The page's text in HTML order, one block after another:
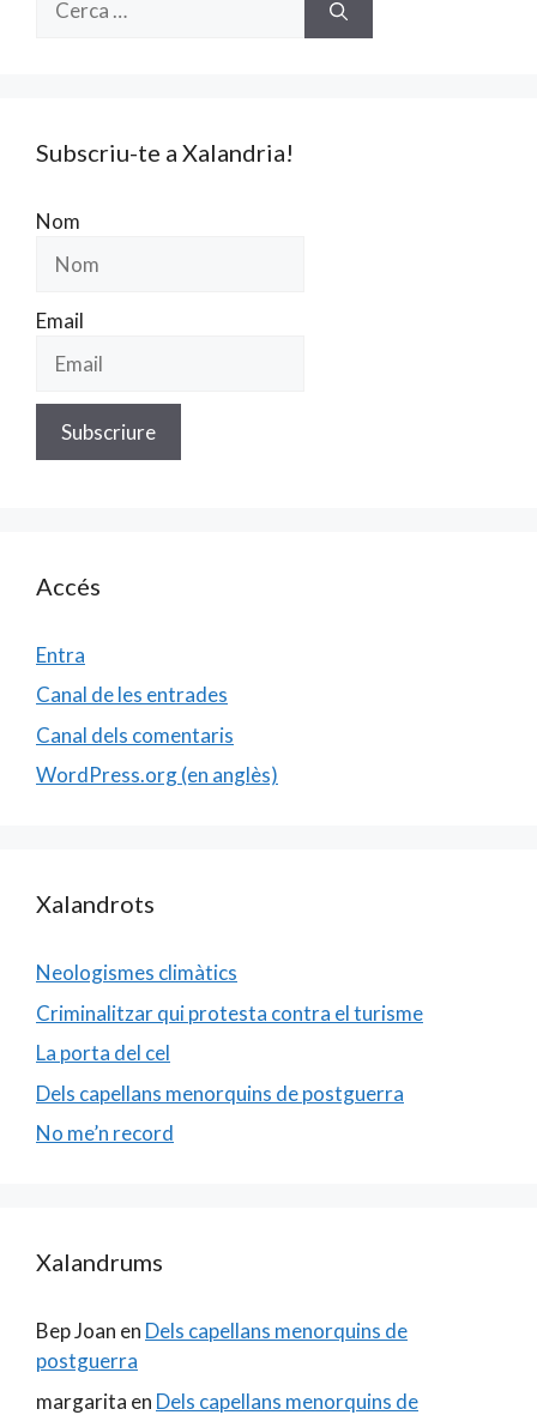
Subscriu-te a Xalandria!
Nom
Email
Accés
Entra
Canal de les entrades
Canal dels comentaris
WordPress.org (en anglès)
Xalandrots
Neologismes climàtics
Criminalitzar qui protesta contra el turisme
La porta del cel
Dels capellans menorquins de postguerra
No me’n record
Xalandrums
Bep Joan en Dels capellans menorquins de
postguerra
margarita en Dels capellans menorquins de